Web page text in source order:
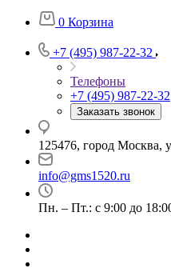
0 Корзина
+7 (495) 987-22-32
Телефоны
+7 (495) 987-22-32
Заказать звонок
125476, город Москва,
info@gms1520.ru
Пн. – Пт.: с 9:00 до